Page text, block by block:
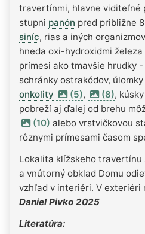
travertínmi, hlavne viditeľné
stupni panón pred približne
siníc, rias a iných
hneda oxi-hydroxidmi železa
prímesi ako tmavšie hrudky
schránky ostrakódov,
onkolity
(5), (8),
pobreží aj ďalej od brehu
(10) alebo vrstvičkovou
rôznymi prímesami časom
Lokalita klížskeho travertínu
a vnútorný obklad Domu
vzhľad v interiéri. V exteriéri
Daniel Pivko 2025
Literatúra: